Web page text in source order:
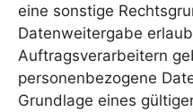
eine sonstige
Datenweitergabe
Auftragsverarbeitern
personenbezogene
Grundlage eines